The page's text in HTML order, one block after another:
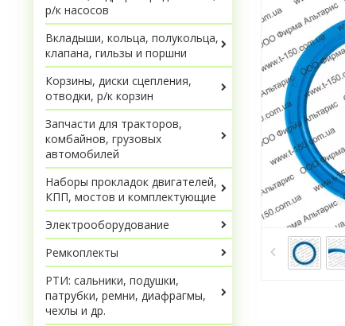
р/к насосов
Вкладыши, кольца, полукольца,
клапана, гильзы и поршни
Корзины, диски сцепления,
отводки, р/к корзин
Запчасти для тракторов,
комбайнов, грузовых
автомобилей
Наборы прокладок двигателей,
КПП, мостов и комплектующие
Электрооборудование
Ремкоплекты
РТИ: сальники, подушки,
патрубки, ремни, диафрагмы,
чехлы и др.